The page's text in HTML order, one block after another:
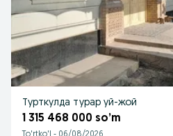
Турткулда турар уй-жой
1 315 468 000 so’m